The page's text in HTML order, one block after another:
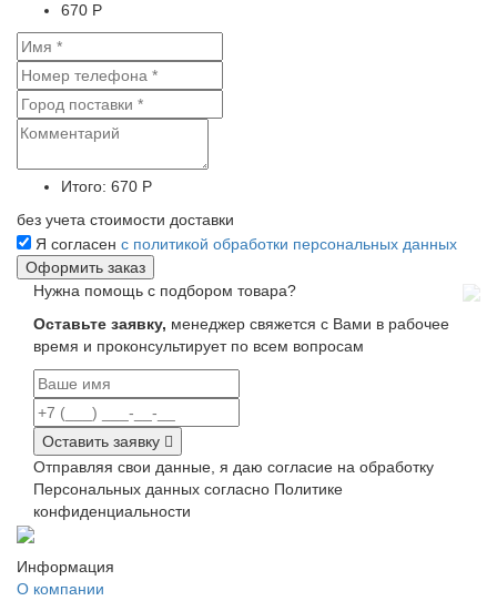
670 Р
Итого: 670 Р
без учета стоимости доставки
Я согласен с политикой обработки персональных данных
Нужна помощь с подбором товара?
Оставьте заявку, менеджер свяжется с Вами в рабочее
время и проконсультирует по всем вопросам
Оставить заявку
Отправляя свои данные, я даю согласие на обработку
Персональных данных согласно Политике
конфиденциальности
Информация
О компании